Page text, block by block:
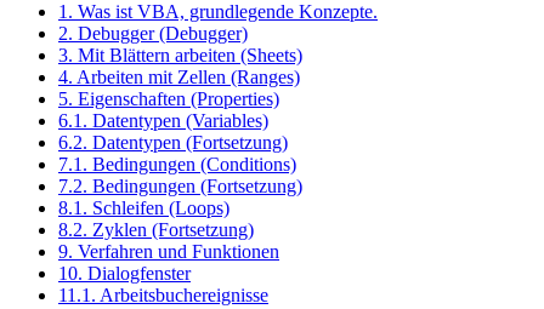
1. Was ist VBA, grundlegende Konzepte.
2. Debugger (Debugger)
3. Mit Blättern arbeiten (Sheets)
4. Arbeiten mit Zellen (Ranges)
5. Eigenschaften (Properties)
6.1. Datentypen (Variables)
6.2. Datentypen (Fortsetzung)
7.1. Bedingungen (Conditions)
7.2. Bedingungen (Fortsetzung)
8.1. Schleifen (Loops)
8.2. Zyklen (Fortsetzung)
9. Verfahren und Funktionen
10. Dialogfenster
11.1. Arbeitsbuchereignisse